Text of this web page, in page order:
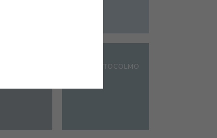
AZUL ESTOCOLMO